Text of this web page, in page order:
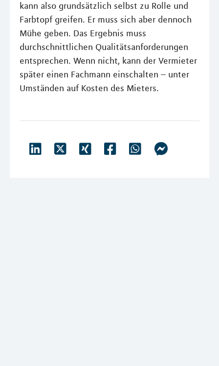
kann also grundsätzlich selbst zu Rolle und
Farbtopf greifen. Er muss sich aber dennoch
Mühe geben. Das Ergebnis muss
durchschnittlichen Qualitätsanforderungen
entsprechen. Wenn nicht, kann der Vermieter
später einen Fachmann einschalten – unter
Umständen auf Kosten des Mieters.